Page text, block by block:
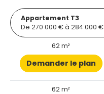
Appartement T3
De 270 000 € à 284 000 €
62 m²
Demander le plan
62 m²